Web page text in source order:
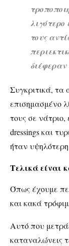
τους
Συγκριτικά, τα
επισημασμένο
τους σε νάτριο,
dressings και
ήταν
Τελικά είναι
Όπως έχουμε
και κακά
Αυτό που
καταναλώνεις